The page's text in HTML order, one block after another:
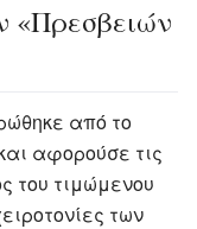
«Πρεσβειών
από το
αφορούσε τις
του τιμώμενου
των